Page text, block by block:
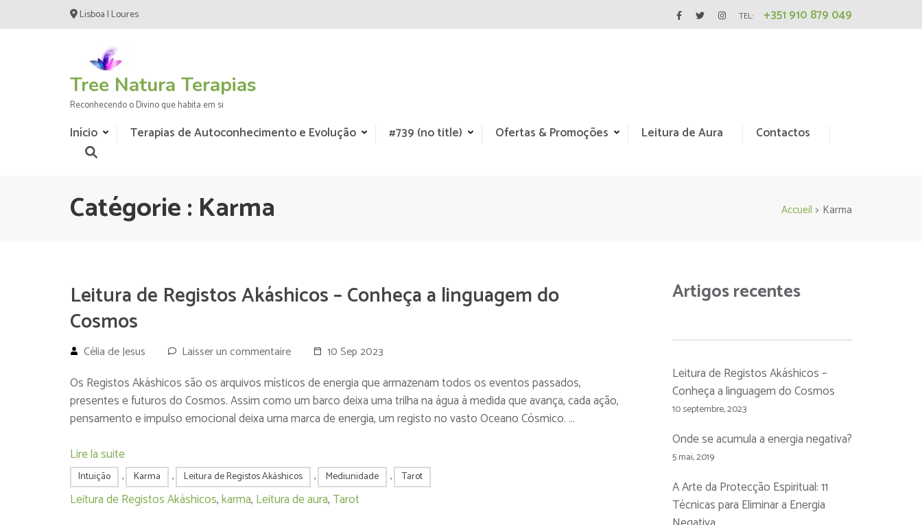
au
Lisboa | Loures TEL: +351 910 879 049
Tree Natura Terapias
Reconhecendo o Divino que habita em si
Início Terapias de Autoconhecimento e Evolução #739 (no title) Ofertas & Promoções Leitura de Aura Contactos
Catégorie : Karma Accueil > Karma
Leitura de Registos Akáshicos – Conheça a linguagem do
Cosmos
Célia de Jesus Laisser un commentaire 10 Sep 2023
Os Registos Akáshicos são os arquivos místicos de energia que armazenam todos os eventos passados,
presentes e futuros do Cosmos. Assim como um barco deixa uma trilha na água à medida que avança, cada ação,
pensamento e impulso emocional deixa uma marca de energia, um registo no vasto Oceano Cósmico. …
Lire la suite
Intuição , Karma , Leitura de Registos Akáshicos , Mediunidade , Tarot
Leitura de Registos Akáshicos,karma, Leitura de aura,Tarot
Artigos recentes
Leitura de Registos Akáshicos –
Conheça a linguagem do Cosmos
10 septembre, 2023
Onde se acumula a energia negativa?
5 mai, 2019
A Arte da Protecção Espiritual: 11
Técnicas para Eliminar a Energia